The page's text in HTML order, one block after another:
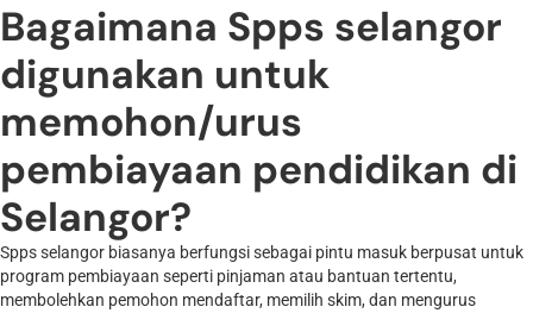
Bagaimana Spps selangor
digunakan untuk
memohon/urus
pembiayaan pendidikan di
Selangor?
Spps selangor biasanya berfungsi sebagai pintu masuk berpusat untuk
program pembiayaan seperti pinjaman atau bantuan tertentu,
membolehkan pemohon mendaftar, memilih skim, dan mengurus